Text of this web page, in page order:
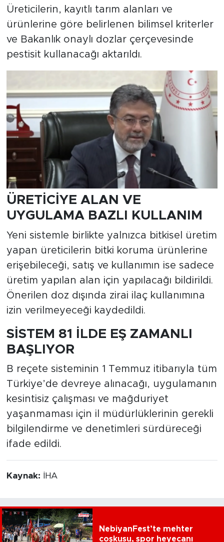
Üreticilerin, kayıtlı tarım alanları ve
ürünlerine göre belirlenen bilimsel kriterler
ve Bakanlık onaylı dozlar çerçevesinde
pestisit kullanacağı aktarıldı.
ÜRETİCİYE ALAN VE
UYGULAMA BAZLI KULLANIM
Yeni sistemle birlikte yalnızca bitkisel üretim
yapan üreticilerin bitki koruma ürünlerine
erişebileceği, satış ve kullanımın ise sadece
üretim yapılan alan için yapılacağı bildirildi.
Önerilen doz dışında zirai ilaç kullanımına
izin verilmeyeceği kaydedildi.
SİSTEM 81 İLDE EŞ ZAMANLI
BAŞLIYOR
B reçete sisteminin 1 Temmuz itibarıyla tüm
Türkiye’de devreye alınacağı, uygulamanın
kesintisiz çalışması ve mağduriyet
yaşanmaması için il müdürlüklerinin gerekli
bilgilendirme ve denetimleri sürdüreceği
ifade edildi.
Kaynak: İHA
NebiyanFest’te mehter
coşkusu, spor heyecanı